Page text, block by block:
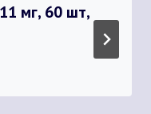
мг, 60 шт,